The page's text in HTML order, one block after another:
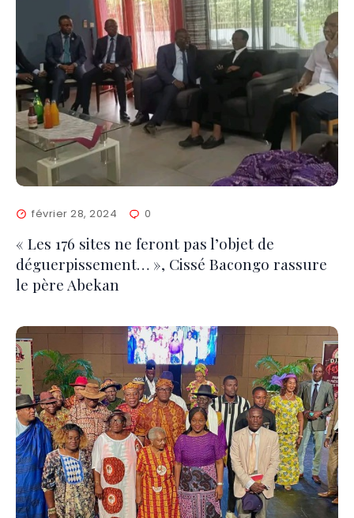
février 28, 2024 0
« Les 176 sites ne feront pas l’objet de
déguerpissement… », Cissé Bacongo rassure
le père Abekan